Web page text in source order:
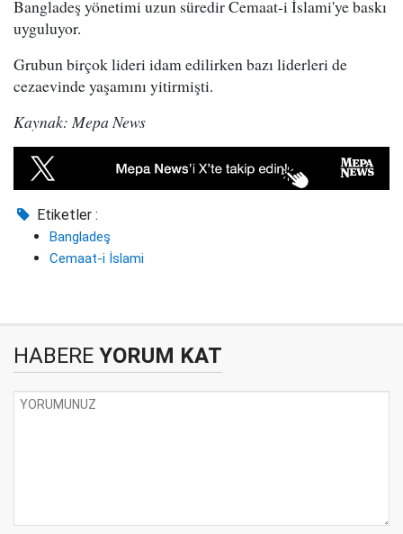
Bangladeş yönetimi uzun süredir Cemaat-i İslami'ye baskı
uyguluyor.
Grubun birçok lideri idam edilirken bazı liderleri de
cezaevinde yaşamını yitirmişti.
Kaynak: Mepa News
Etiketler :
Bangladeş
Cemaat-i İslami
HABERE YORUM KAT